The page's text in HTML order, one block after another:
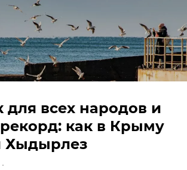
для всех народов и
как в Крыму
Хыдырлез